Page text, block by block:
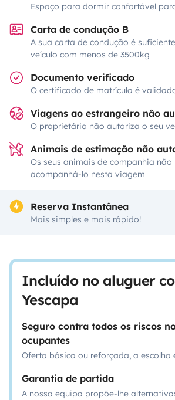
Espaço para dormir confortável
Carta de condução B
A sua carta de condução é
veículo com menos de 3500kg
Documento verificado
O certificado de matrícula é
Viagens ao estrangeiro não
O proprietário não autoriza o seu
Animais de estimação não
Os seus animais de companhia
acompanhá-lo nesta viagem
Reserva Instantânea
Mais simples e mais rápido!
Incluído no aluguer
Yescapa
Seguro contra todos os riscos
ocupantes
Oferta básica ou reforçada, a escolha
Garantia de partida
A nossa equipa propõe-lhe